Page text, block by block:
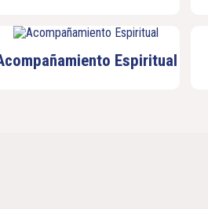
Espiritual